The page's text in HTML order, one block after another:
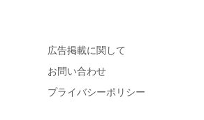
広告掲載に関して
お問い合わせ
プライバシーポリシー